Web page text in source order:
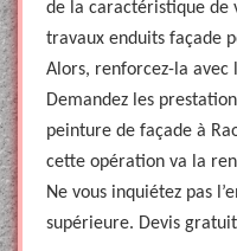
de la caractéristique de
travaux enduits façade
Alors, renforcez-la avec
Demandez les
peinture de façade à
cette opération va la
Ne vous inquiétez pas
supérieure. Devis